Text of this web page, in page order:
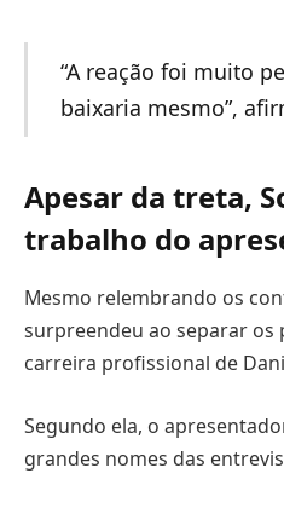
“A reação foi muito
baixaria mesmo”,
Apesar da treta,
trabalho do
Mesmo relembrando os
surpreendeu ao separar os
carreira profissional de
Segundo ela, o
grandes nomes das